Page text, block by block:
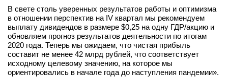
В свете столь уверенных результатов работы и оптимизма
в отношении перспектив на IV квартал мы рекомендуем
выплату дивидендов в размере $0,25 на одну ГДР/акцию и
обновляем прогноз результатов деятельности по итогам
2020 года. Теперь мы ожидаем, что чистая прибыль
составит не менее 42 млрд рублей, что соответствует
исходному целевому значению, на которое мы
ориентировались в начале года до наступления пандемии».